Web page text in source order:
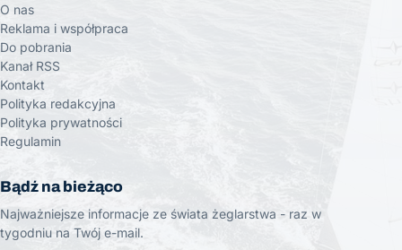
O nas
Reklama i współpraca
Do pobrania
Kanał RSS
Kontakt
Polityka redakcyjna
Polityka prywatności
Regulamin
Bądź na bieżąco
Najważniejsze informacje ze świata żeglarstwa - raz w
tygodniu na Twój e-mail.